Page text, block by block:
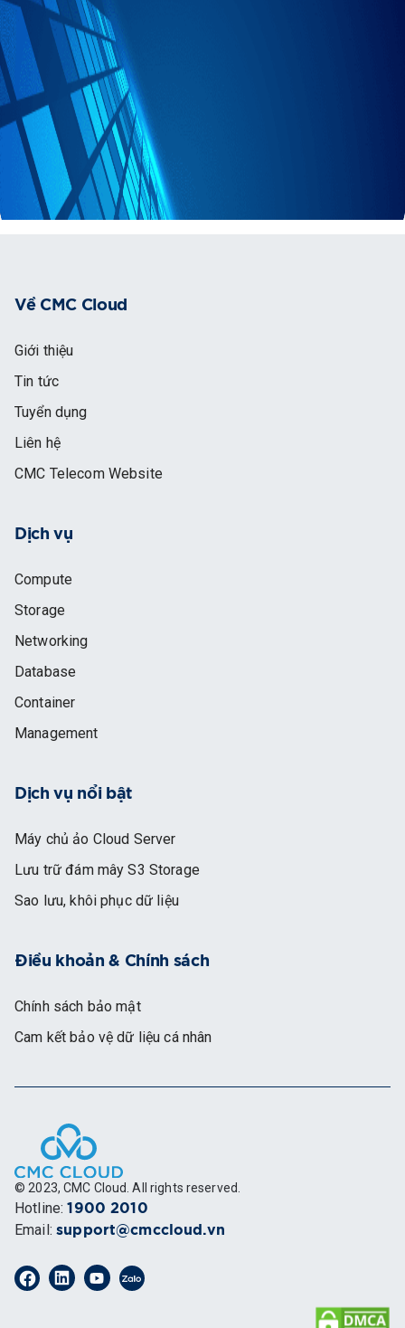
Về CMC Cloud
Giới thiệu
Tin tức
Tuyển dụng
Liên hệ
CMC Telecom Website
Dịch vụ
Compute
Storage
Networking
Database
Container
Management
Dịch vụ nổi bật
Máy chủ ảo Cloud Server
Lưu trữ đám mây S3 Storage
Sao lưu, khôi phục dữ liệu
Điều khoản & Chính sách
Chính sách bảo mật
Cam kết bảo vệ dữ liệu cá nhân
© 2023, CMC Cloud. All rights reserved.
Hotline: 1900 2010
Email : support@cmccloud.vn